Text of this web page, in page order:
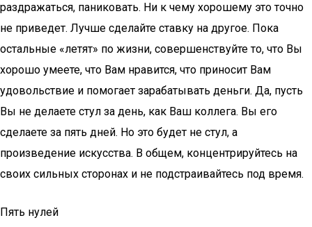
раздражаться, паниковать. Ни к чему хорошему это точно
не приведет. Лучше сделайте ставку на другое. Пока
остальные «летят» по жизни, совершенствуйте то, что Вы
хорошо умеете, что Вам нравится, что приносит Вам
удовольствие и помогает зарабатывать деньги. Да, пусть
Вы не делаете стул за день, как Ваш коллега. Вы его
сделаете за пять дней. Но это будет не стул, а
произведение искусства. В общем, концентрируйтесь на
своих сильных сторонах и не подстраивайтесь под время.
Пять нулей